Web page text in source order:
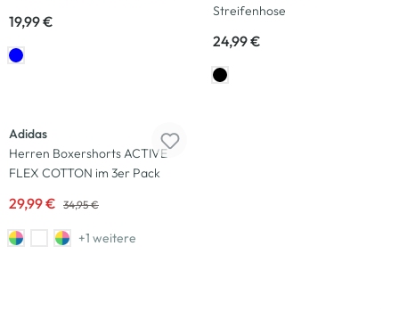
19,99 €
Streifenhose
24,99 €
Adidas
Herren Boxershorts ACTIVE
FLEX COTTON im 3er Pack
29,99 € 34,95 €
+1 weitere